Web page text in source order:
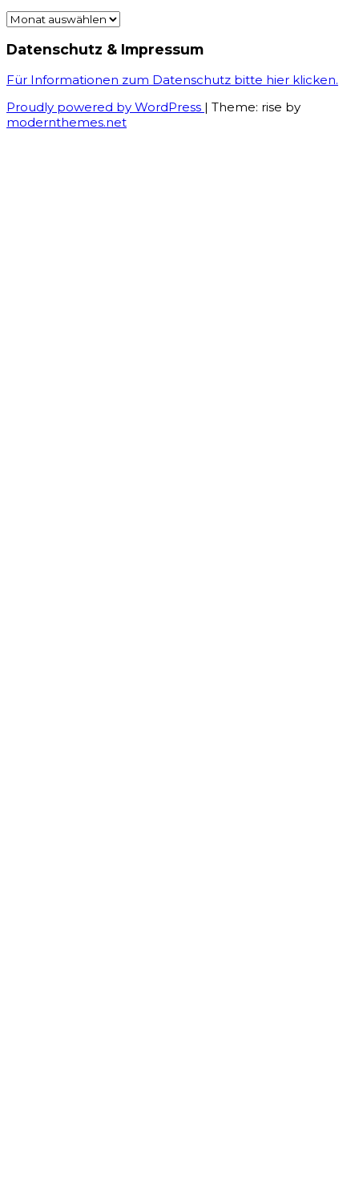
Archiv
Datenschutz & Impressum
Für Informationen zum Datenschutz bitte hier klicken.
Proudly powered by WordPress | Theme: rise by
modernthemes.net